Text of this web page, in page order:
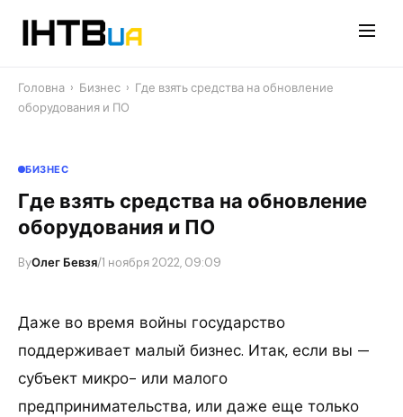
Головна › Бизнес › Где взять средства на обновление
оборудования и ПО
БИЗНЕС
Где взять средства на обновление
оборудования и ПО
ByОлег Бевзя/1 ноября 2022, 09:09
Даже во время войны государство
поддерживает малый бизнес. Итак, если вы —
субъект микро- или малого
предпринимательства, или даже еще только